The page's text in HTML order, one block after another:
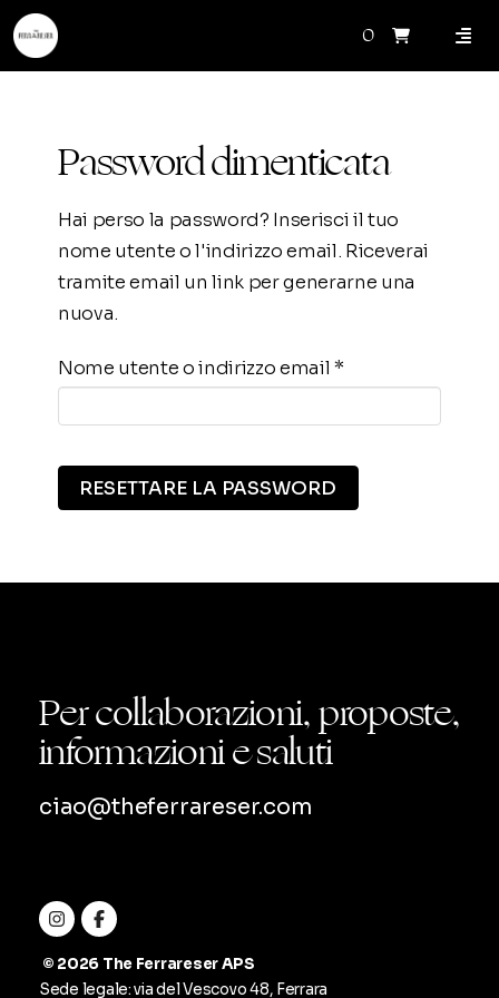
0
Password dimenticata
Hai perso la password? Inserisci il tuo
nome utente o l'indirizzo email. Riceverai
tramite email un link per generarne una
nuova.
Nome utente o indirizzo email *Richiesto
RESETTARE LA PASSWORD
Per collaborazioni, proposte,
informazioni e saluti
ciao@theferrareser.com
© 2026 The Ferrareser APS
Sede legale: via del Vescovo 48, Ferrara